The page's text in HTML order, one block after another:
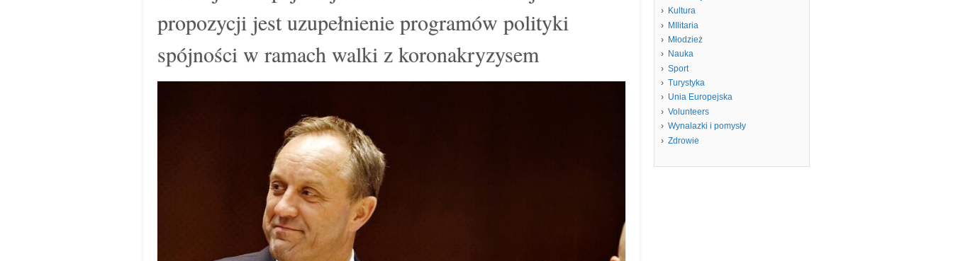
propozycji jest uzupełnienie programów polityki
spójności w ramach walki z koronakryzysem
Kultura
MIlitaria
Młodzież
Nauka
Sport
Turystyka
Unia Europejska
Volunteers
Wynalazki i pomysły
Zdrowie